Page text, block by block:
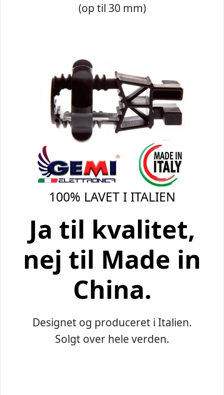
(op til 30 mm)
100% LAVET I ITALIEN
Ja til kvalitet,
nej til Made in
China.
Designet og produceret i Italien.
Solgt over hele verden.